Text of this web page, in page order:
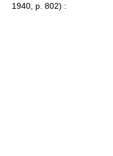
1940, p. 802) :